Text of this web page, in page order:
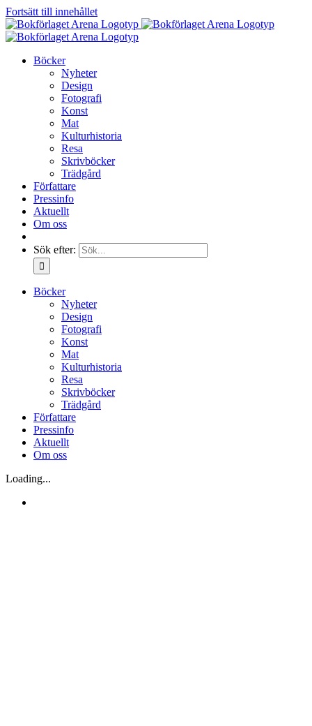
Fortsätt till innehållet
Böcker
Nyheter
Design
Fotografi
Konst
Mat
Kulturhistoria
Resa
Skrivböcker
Trädgård
Författare
Pressinfo
Aktuellt
Om oss
Sök efter:
Böcker
Nyheter
Design
Fotografi
Konst
Mat
Kulturhistoria
Resa
Skrivböcker
Trädgård
Författare
Pressinfo
Aktuellt
Om oss
Loading...